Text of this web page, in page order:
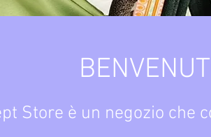
Store è un negozio che